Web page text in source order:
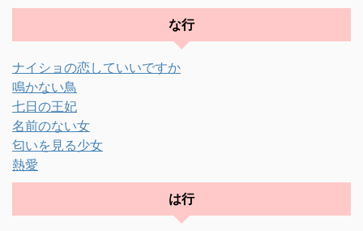
な行
ナイショの恋していいですか
鳴かない鳥
七日の王妃
名前のない女
匂いを見る少女
熱愛
は行